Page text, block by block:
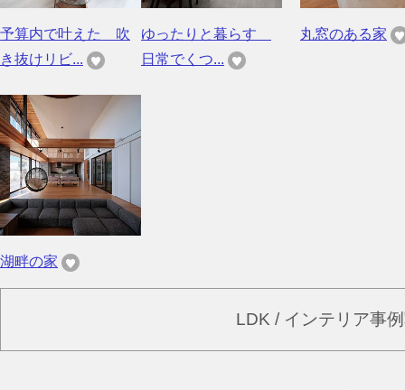
予算内で叶えた 吹
き抜けリビ...
ゆったりと暮らす
日常でくつ...
丸窓のある家
湖畔の家
LDK / インテリア事